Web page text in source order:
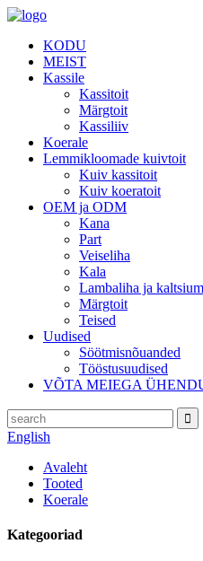
KODU
MEIST
Kassile
Kassitoit
Märgtoit
Kassiliiv
Koerale
Lemmikloomade kuivtoit
Kuiv kassitoit
Kuiv koeratoit
OEM ja ODM
Kana
Part
Veiseliha
Kala
Lambaliha ja kaltsium
Märgtoit
Teised
Uudised
Söötmisnõuanded
Tööstusuudised
VÕTA MEIEGA
English
Avaleht
Tooted
Koerale
Kategooriad